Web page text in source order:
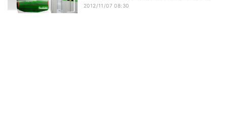
2012/11/07 08:30